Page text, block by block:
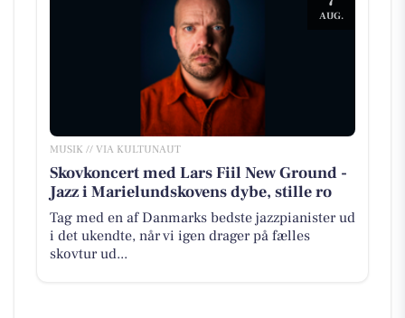
AUG.
MUSIK // VIA KULTUNAUT
Skovkoncert med Lars Fiil New Ground -
Jazz i Marielundskovens dybe, stille ro
Tag med en af Danmarks bedste jazzpianister ud
i det ukendte, når vi igen drager på fælles
skovtur ud...